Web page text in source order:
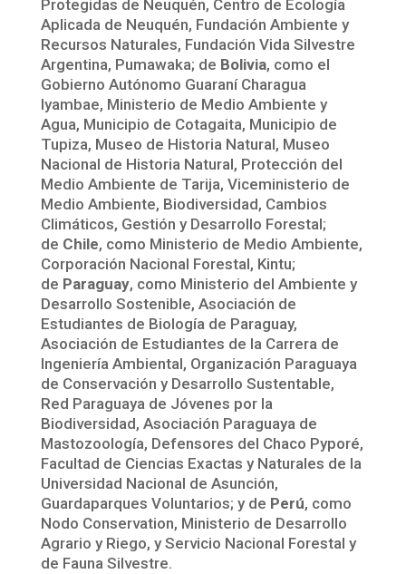
Protegidas de Neuquén, Centro de Ecología
Aplicada de Neuquén, Fundación Ambiente y
Recursos Naturales, Fundación Vida Silvestre
Argentina, Pumawaka; de Bolivia, como el
Gobierno Autónomo Guaraní Charagua
Iyambae, Ministerio de Medio Ambiente y
Agua, Municipio de Cotagaita, Municipio de
Tupiza, Museo de Historia Natural, Museo
Nacional de Historia Natural, Protección del
Medio Ambiente de Tarija, Viceministerio de
Medio Ambiente, Biodiversidad, Cambios
Climáticos, Gestión y Desarrollo Forestal;
de Chile, como Ministerio de Medio Ambiente,
Corporación Nacional Forestal, Kintu;
de Paraguay, como Ministerio del Ambiente y
Desarrollo Sostenible, Asociación de
Estudiantes de Biología de Paraguay,
Asociación de Estudiantes de la Carrera de
Ingeniería Ambiental, Organización Paraguaya
de Conservación y Desarrollo Sustentable,
Red Paraguaya de Jóvenes por la
Biodiversidad, Asociación Paraguaya de
Mastozoología, Defensores del Chaco Pyporé,
Facultad de Ciencias Exactas y Naturales de la
Universidad Nacional de Asunción,
Guardaparques Voluntarios; y de Perú, como
Nodo Conservation, Ministerio de Desarrollo
Agrario y Riego, y Servicio Nacional Forestal y
de Fauna Silvestre.